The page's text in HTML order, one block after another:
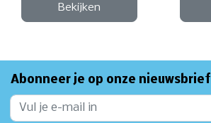
Bekijken
Abonneer je op onze nieuwsbrief